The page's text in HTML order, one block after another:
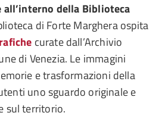
della Biblioteca
di Forte Marghera ospita
curate dall’Archivio
di Venezia. Le immagini
e trasformazioni della
uno sguardo originale e
sul territorio.